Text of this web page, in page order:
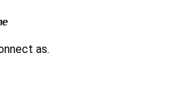
as.